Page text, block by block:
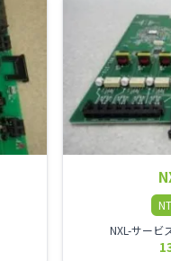
NXL-サービ